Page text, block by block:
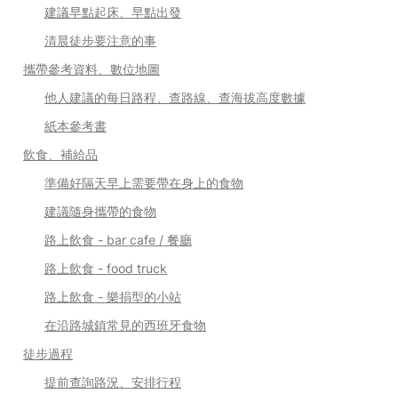
建議早點起床、早點出發
清晨徒步要注意的事
攜帶參考資料、數位地圖
他人建議的每日路程、查路線、查海拔高度數據
紙本參考書
飲食、補給品
準備好隔天早上需要帶在身上的食物
建議隨身攜帶的食物
路上飲食 - bar cafe / 餐廳
路上飲食 - food truck
路上飲食 - 樂捐型的小站
在沿路城鎮常見的西班牙食物
徒步過程
提前查詢路況、安排行程